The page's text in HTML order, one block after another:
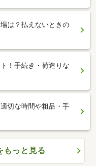
は？払えないときの
！手続き・荷造りな
切な時間や粗品・手
もっと見る